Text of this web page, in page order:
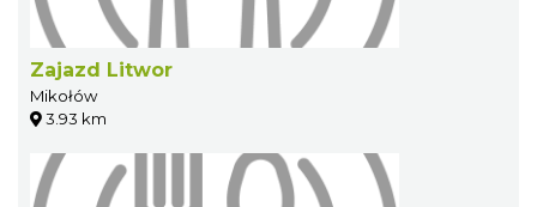
Zajazd Litwor
Mikołów
3.93 km